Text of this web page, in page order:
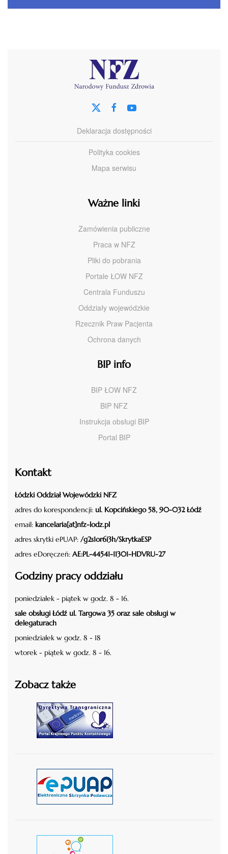
Deklaracja dostępności
Polityka cookies
Mapa serwisu
Ważne linki
Zamówienia publiczne
Praca w NFZ
Pliki do pobrania
Portale ŁOW NFZ
Centrala Funduszu
Oddziały wojewódzkie
Rzecznik Praw Pacjenta
Ochrona danych
BIP info
BIP ŁOW NFZ
BIP NFZ
Instrukcja obsługi BIP
Portal BIP
Kontakt
Łódzki Oddział Wojewódzki NFZ
adres do korespondencji: ul. Kopcińskiego 58, 90-032 Łódź
email: kancelaria[at]nfz-lodz.pl
adres skrytki ePUAP: /g2s1or6i3h/SkrytkaESP
adres eDoręczeń: AE:PL-44541-11301-HDVRU-27
Godziny pracy oddziału
poniedziałek - piątek w godz. 8 - 16.
sale obsługi Łódź ul. Targowa 35 oraz sale obsługi w
delegaturach
poniedziałek w godz. 8 - 18
wtorek - piątek w godz. 8 - 16.
Zobacz także
czytaj więcej
czytaj więcej